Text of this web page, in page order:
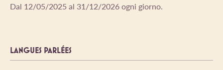
Dal 12/05/2025 al 31/12/2026 ogni giorno.
LANGUES PARLÉES